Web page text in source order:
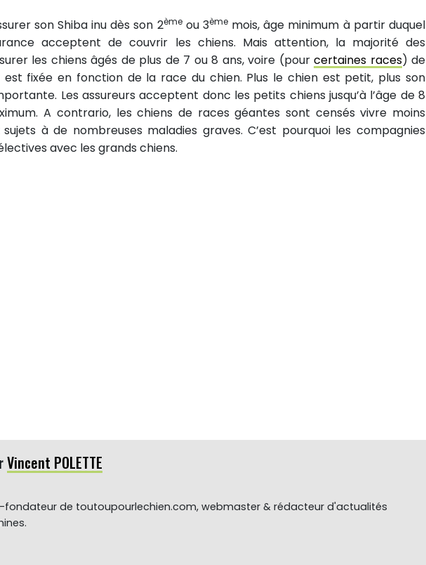
son Shiba inu dès son 2èmeou 3èmemois, âge minimum à partir duquel
acceptent de couvrir les chiens. Mais attention, la majorité des
les chiens âgés de plus de 7 ou 8 ans, voire (pourcertaines races) de
est fixée en fonction de la race du chien. Plus le chien est petit, plus son
Les assureurs acceptent donc les petits chiens jusqu’à l’âge de 8
A contrario, les chiens de races géantes sont censés vivre moins
à de nombreuses maladies graves. C’est pourquoi les compagnies
avec les grands chiens.
Vincent POLETTE
fondateur de toutoupourlechien.com, webmaster & rédacteur d'actualités